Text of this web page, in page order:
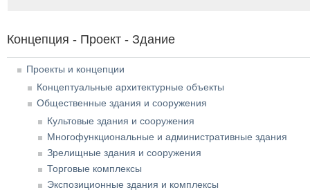
Концепция - Проект - Здание
Проекты и концепции
Концептуальные архитектурные объекты
Общественные здания и сооружения
Культовые здания и сооружения
Многофункциональные и административные здания
Зрелищные здания и сооружения
Торговые комплексы
Экспозиционные здания и комплексы